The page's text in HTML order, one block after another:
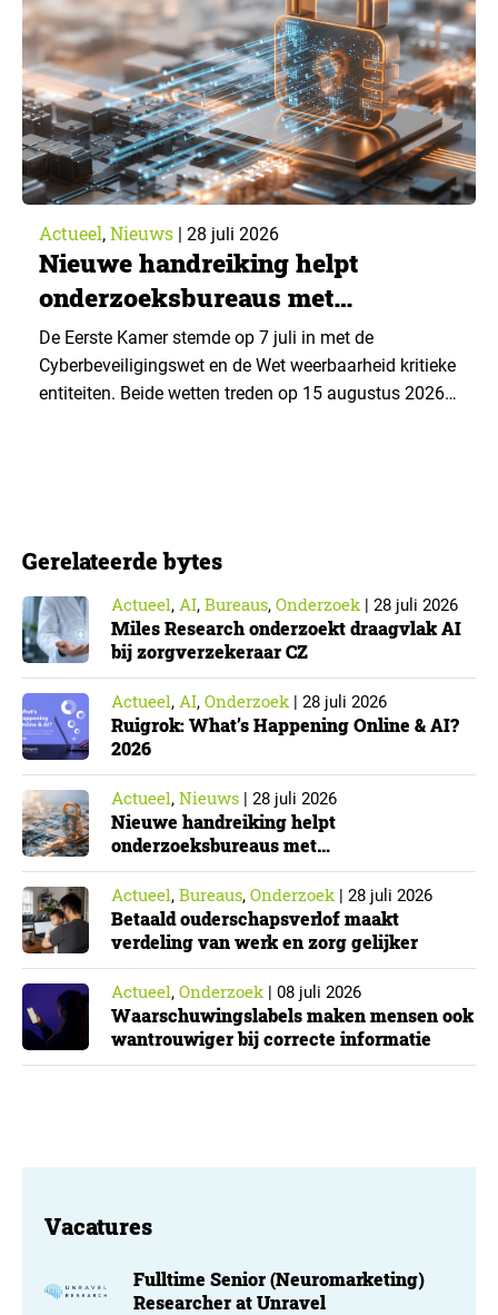
advies over…
Actueel, Nieuws | 28 juli 2026
Nieuwe handreiking helpt
onderzoeksbureaus met
Cyberbeveiligingswet
De Eerste Kamer stemde op 7 juli in met de
Cyberbeveiligingswet en de Wet weerbaarheid kritieke
entiteiten. Beide wetten treden op 15 augustus 2026
onderzoeksorganisatie. De toepasselijkheid…
Gerelateerde bytes
Actueel, AI, Bureaus, Onderzoek| 28 juli 2026
Miles Research onderzoekt draagvlak AI
bij zorgverzekeraar CZ
Actueel, AI, Onderzoek| 28 juli 2026
Ruigrok: What’s Happening Online & AI?
2026
Actueel, Nieuws | 28 juli 2026
Nieuwe handreiking helpt
onderzoeksbureaus met
Cyberbeveiligingswet
Actueel, Bureaus, Onderzoek| 28 juli 2026
Betaald ouderschapsverlof maakt
verdeling van werk en zorg gelijker
Actueel, Onderzoek| 08 juli 2026
Waarschuwingslabels maken mensen ook
wantrouwiger bij correcte informatie
Vacatures
Fulltime Senior (Neuromarketing)
Researcher at Unravel